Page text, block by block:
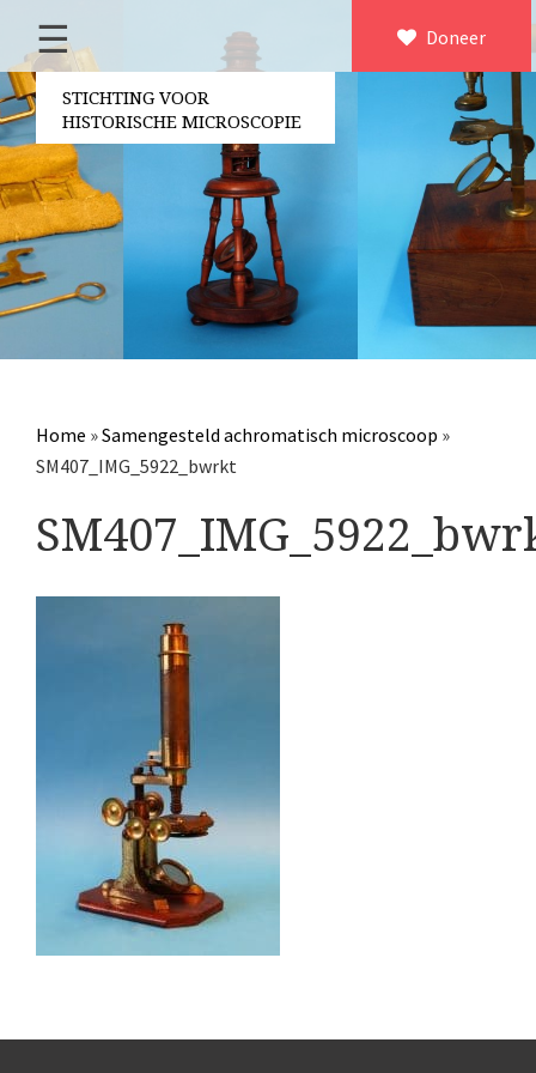
×
Home
Over ons
Contact
Bestuur
Vrijwilligers
Partners
Jaarverslagen
Microscopen
Overige optische instrumenten
Elektrische meetapparatuur
Boeken
Divers
Culpeper (ca. 1735)
Cuff (ca. 1745)
volgens Culpeper (1750-
Dollond, ‘Jones’ most improved type’ (1800-1830)
Long, Gould type (1821-1850)
Nachet, ‘grand modèle’ (1856-1862)
Doneer
☰
STICHTING VOOR
HISTORISCHE MICROSCOPIE
Home »Samengesteld achromatisch microscoop »
SM407_IMG_5922_bwrkt